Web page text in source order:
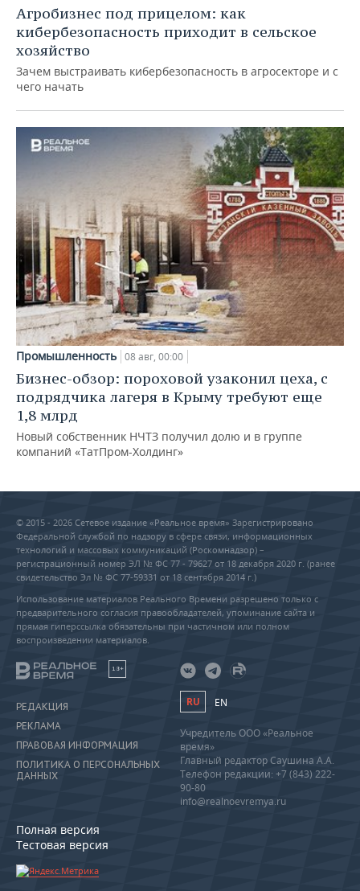
Агробизнес под прицелом: как
кибербезопасность приходит в сельское
хозяйство
Зачем выстраивать кибербезопасность в агросекторе и с
чего начать
Промышленность 08 авг, 00:00
Бизнес-обзор: пороховой узаконил цеха, с
подрядчика лагеря в Крыму требуют еще
1,8 млрд
Новый собственник НЧТЗ получил долю и в группе
компаний «ТатПром-Холдинг»
© 2015 - 2026 Сетевое издание «Реальное время» Зарегистрировано
Федеральной службой по надзору в сфере связи, информационных
технологий и массовых коммуникаций (Роскомнадзор) –
регистрационный номер ЭЛ № ФС 77 - 79627 от 18 декабря 2020 г. (ранее
свидетельство Эл № ФС 77-59331 от 18 сентября 2014 г.)
Использование материалов Реального Времени разрешено только с
предварительного согласия правообладателей, упоминание сайта и
прямая гиперссылка обязательны при частичном или полном
воспроизведении материалов.
18+
РЕДАКЦИЯ
РЕКЛАМА
ПРАВОВАЯ ИНФОРМАЦИЯ
ПОЛИТИКА О ПЕРСОНАЛЬНЫХ
ДАННЫХ
Полная версия
Тестовая версия
RU EN
Учредитель ООО «Реальное
время»
Главный редактор Саушина А.А.
Телефон редакции: +7 (843) 222-
90-80
info@realnoevremya.ru